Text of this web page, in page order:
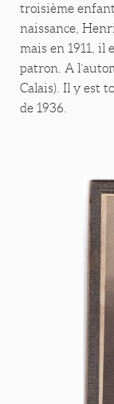
troisième
naissance,
mais en 1911, il
patron. A
Calais). Il y est
de 1936.